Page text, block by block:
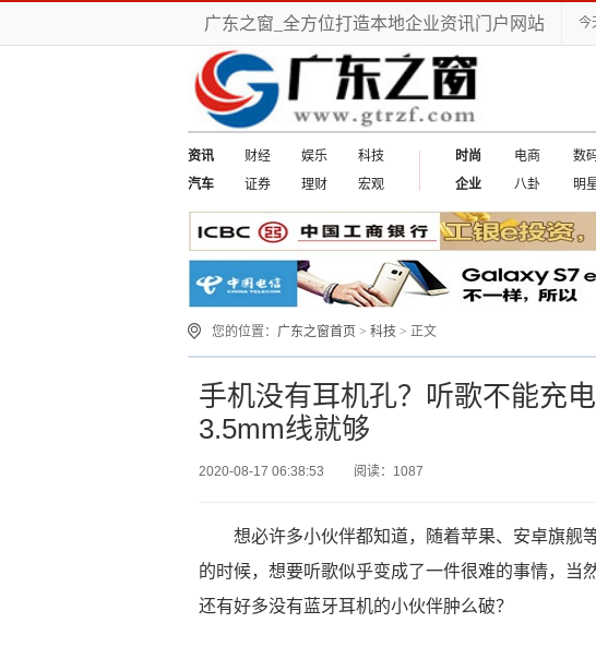
广东之窗_全方位打造本地企业资讯门户网站 今
资讯 财经 娱乐
科技
汽车
证券 理财 宏观
时尚 电商
数
企业
八卦 明
您的位置： 广东之窗首页 > 科技 > 正文
手机没有耳机孔？听歌不能充
3.5mm线就够
2020-08-17 06:38:53 阅读：1087
想必许多小伙伴都知道，随着苹果、安卓旗舰
的时候，想要听歌似乎变成了一件很难的事情，当
还有好多没有蓝牙耳机的小伙伴肿么破？